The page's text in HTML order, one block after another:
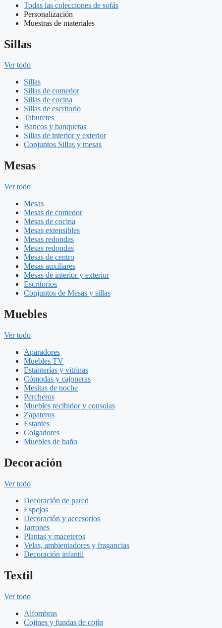
Todas las colecciones de sofás
Personalización
Muestras de materiales
Sillas
Ver todo
Sillas
Sillas de comedor
Sillas de cocina
Sillas de escritorio
Taburetes
Bancos y banquetas
Sillas de interior y exterior
Conjuntos Sillas y mesas
Mesas
Ver todo
Mesas
Mesas de comedor
Mesas de cocina
Mesas extensibles
Mesas redondas
Mesas redondas
Mesas de centro
Mesas auxiliares
Mesas de interior y exterior
Escritorios
Conjuntos de Mesas y sillas
Muebles
Ver todo
Aparadores
Muebles TV
Estanterías y vitrinas
Cómodas y cajoneras
Mesitas de noche
Percheros
Muebles recibidor y consolas
Zapateros
Estantes
Colgadores
Muebles de baño
Decoración
Ver todo
Decoración de pared
Espejos
Decoración y accesorios
Jarrones
Plantas y maceteros
Velas, ambientadores y fragancias
Decoración infantil
Textil
Ver todo
Alfombras
Cojines y fundas de cojín